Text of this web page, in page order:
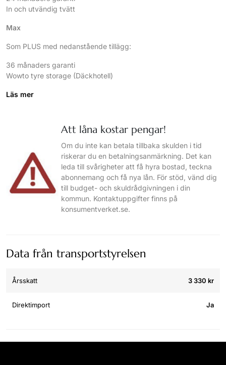
In och utvändig tvätt
Max
Som PLUS med nedanstående tillägg:
36 månaders garanti
Wowto tyre storage (Däckhotell)
Läs mer
Att låna kostar pengar!
Om du inte kan betala tillbaka skulden i tid
riskerar du en betalningsanmärkning. Det kan
leda till svårigheter att få hyra bostad, teckna
abonnemang och få nya lån. För stöd, vänd dig
till budget- och skuldrådgivningen i din
kommun. Kontaktuppgifter finns på
konsumentverket.se.
Data från transportstyrelsen
Årsskatt 3 330 kr
Direktimport Ja